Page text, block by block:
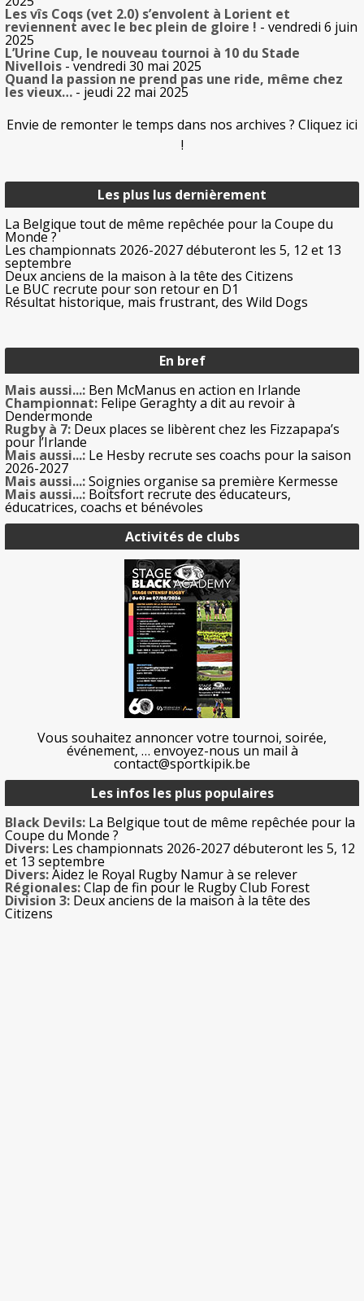
Les plus lus dernièrement
La Belgique tout de même repêchée pour la Coupe du
Monde ?
Les championnats 2026-2027 débuteront les 5, 12 et 13
septembre
Deux anciens de la maison à la tête des Citizens
Le BUC recrute pour son retour en D1
Résultat historique, mais frustrant, des Wild Dogs
Les vîs Coqs (vet 2.0) s’envolent à Lorient et
reviennent avec le bec plein de gloire ! - vendredi 6 juin
2025
L’Urine Cup, le nouveau tournoi à 10 du Stade
Nivellois - vendredi 30 mai 2025
Quand la passion ne prend pas une ride, même chez
les vieux… - jeudi 22 mai 2025
Envie de remonter le temps dans nos archives ? Cliquez ici
!
En bref
Mais aussi...: Ben McManus en action en Irlande
Championnat: Felipe Geraghty a dit au revoir à
Dendermonde
Rugby à 7: Deux places se libèrent chez les Fizzapapa’s
pour l’Irlande
Mais aussi...: Le Hesby recrute ses coachs pour la saison
2026-2027
Mais aussi...:Soignies organise sa première Kermesse
Mais aussi...: Boitsfort recrute des éducateurs,
éducatrices, coachs et bénévoles
Activités de clubs
Vous souhaitez annoncer votre tournoi, soirée,
événement, … envoyez-nous un mail à
contact@sportkipik.be
Les infos les plus populaires
Black Devils: La Belgique tout de même repêchée pour la
Coupe du Monde ?
Divers: Les championnats 2026-2027 débuteront les 5, 12
et 13 septembre
Divers:Aidez le Royal Rugby Namur à se relever
Régionales:Clap de fin pour le Rugby Club Forest
Division 3: Deux anciens de la maison à la tête des
Citizens